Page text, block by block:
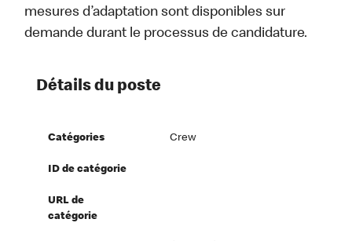
mesures d’adaptation sont disponibles sur
demande durant le processus de candidature.
Détails du poste
Catégories Crew
ID de catégorie
URL de
catégorie